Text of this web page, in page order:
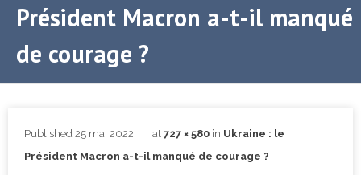
Président Macron a-t-il manqué
de courage ?
Published 25 mai 2022 at 727 × 580 in Ukraine : le
Président Macron a-t-il manqué de courage ?